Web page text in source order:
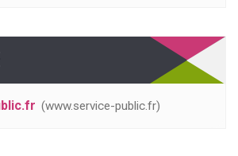
www.service-public.fr